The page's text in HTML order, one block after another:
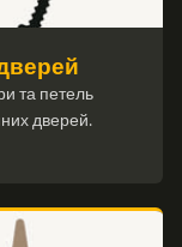
та петель
дверей.